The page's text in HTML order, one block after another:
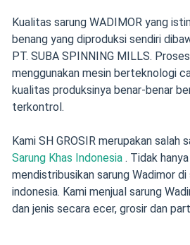
Kualitas sarung WADIMOR yang
benang yang diproduksi sendiri
PT. SUBA SPINNING MILLS.
menggunakan mesin berteknologi
kualitas produksinya benar-benar
terkontrol.
Kami SH GROSIR merupakan salah
Sarung Khas Indonesia. Tidak
mendistribusikan sarung Wadimor di
indonesia. Kami menjual sarung
dan jenis secara ecer, grosir dan